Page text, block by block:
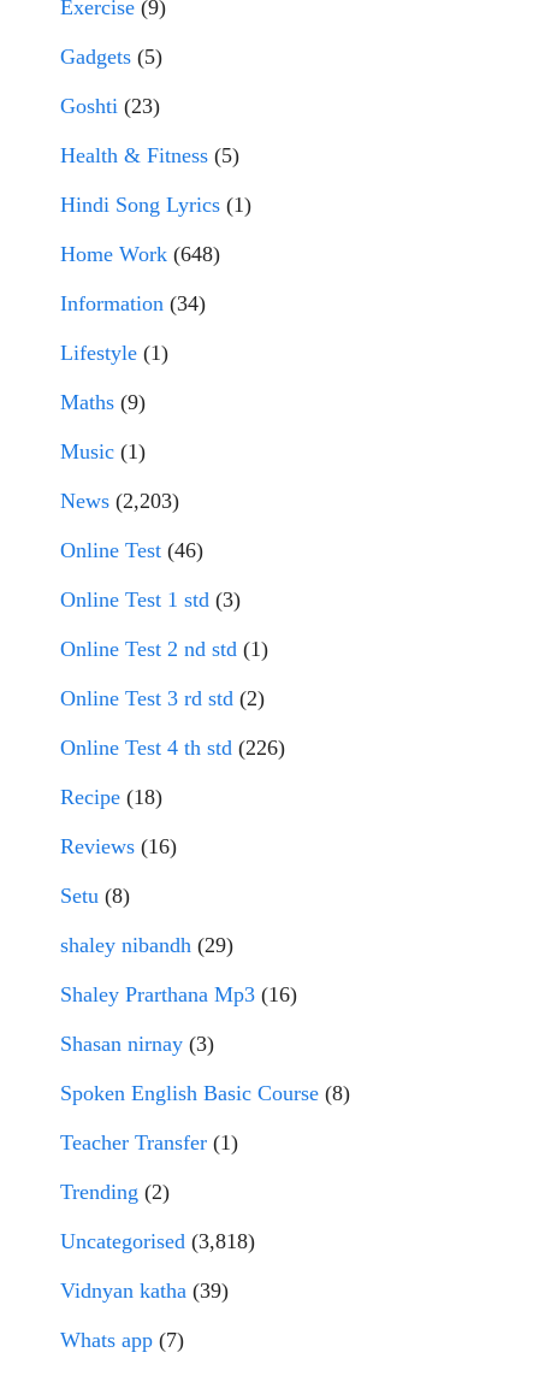
Exercise (9)
Gadgets (5)
Goshti (23)
Health & Fitness (5)
Hindi Song Lyrics (1)
Home Work (648)
Information (34)
Lifestyle (1)
Maths (9)
Music (1)
News (2,203)
Online Test (46)
Online Test 1 std (3)
Online Test 2 nd std (1)
Online Test 3 rd std (2)
Online Test 4 th std (226)
Recipe (18)
Reviews (16)
Setu (8)
shaley nibandh (29)
Shaley Prarthana Mp3 (16)
Shasan nirnay (3)
Spoken English Basic Course (8)
Teacher Transfer (1)
Trending (2)
Uncategorised (3,818)
Vidnyan katha (39)
Whats app (7)